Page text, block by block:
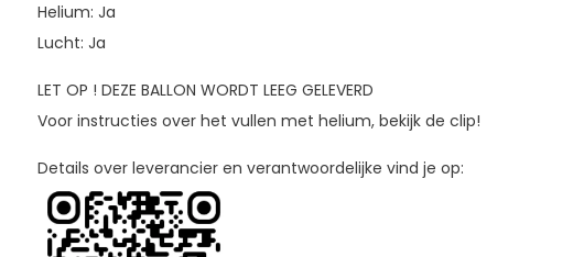
Helium: Ja
Lucht: Ja
LET OP ! DEZE BALLON WORDT LEEG GELEVERD
Voor instructies over het vullen met helium, bekijk de clip!
Details over leverancier en verantwoordelijke vind je op: